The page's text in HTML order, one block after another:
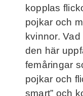
kopplas
pojkar och
kvinnor.
den här
femåringar
pojkar och
smart” och